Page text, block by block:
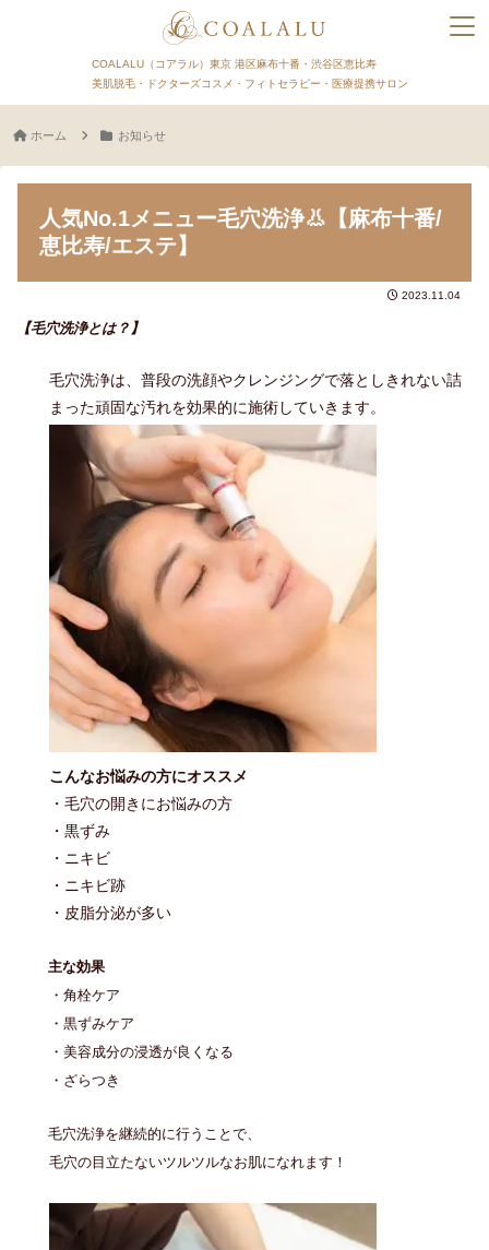
COALALU（コアラル）東京 港区麻布十番・渋谷区恵比寿
美肌脱毛・ドクターズコスメ・フィトセラピー・医療提携サロン
ホーム お知らせ
人気No.1メニュー毛穴洗浄👃【麻布十番/
恵比寿/エステ】
2023.11.04
【毛穴洗浄とは？】
毛穴洗浄は、普段の洗顔やクレンジングで落としきれない詰
まった頑固な汚れを効果的に施術していきます。
こんなお悩みの方にオススメ
・毛穴の開きにお悩みの方
・黒ずみ
・ニキビ
・ニキビ跡
・皮脂分泌が多い
主な効果
・角栓ケア
・黒ずみケア
・美容成分の浸透が良くなる
・ざらつき
毛穴洗浄を継続的に行うことで、
毛穴の目立たないツルツルなお肌になれます！